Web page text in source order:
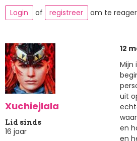
Login
of registreer om te
Xuchiejlala
Lid sinds
16 jaar
12
Mijn
uit
en
en